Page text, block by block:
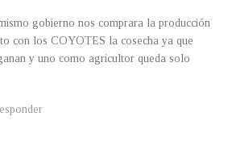
gobierno nos comprara la producción
con los COYOTES la cosecha ya que
y uno como agricultor queda solo